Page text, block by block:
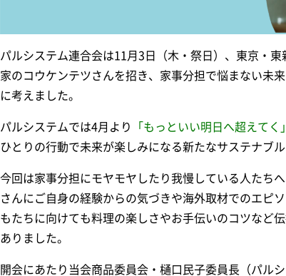
パルシステム連合会は11月3日（木・祭日）、東京・
家のコウケンテツさんを招き、家事分担で悩まない未
に考えました。
パルシステムでは4月より 「もっといい明日へ超えてく」
ひとりの行動で未来が楽しみになる新たなサステナブ
今回は家事分担にモヤモヤしたり我慢している人たち
さんにご自身の経験からの気づきや海外取材でのエピ
もたちに向けても料理の楽しさやお手伝いのコツなど
ありました。
開会にあたり当会商品委員会・樋口民子委員長（パル